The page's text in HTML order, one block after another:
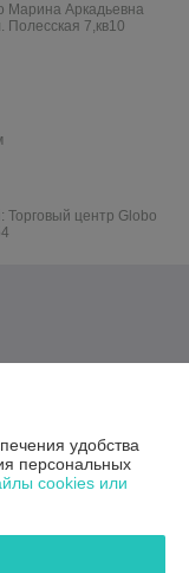
Марина Аркадьевна
Полесская 7,кв10
центр Globo
удобства
персональных
cookies или